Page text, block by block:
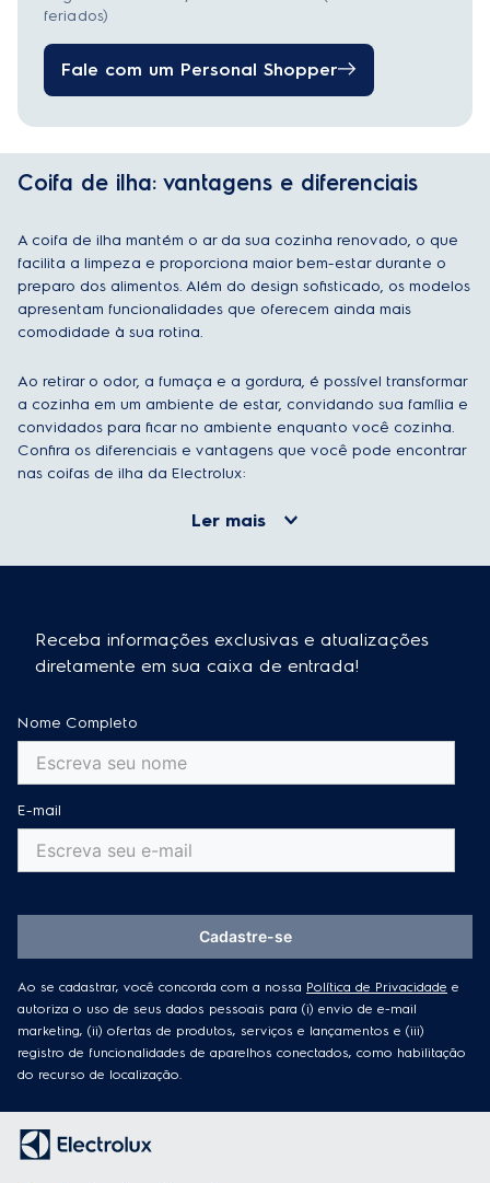
feriados)
Fale com um Personal Shopper
Coifa de ilha: vantagens e diferenciais
A coifa de ilha mantém o ar da sua cozinha renovado, o que
facilita a limpeza e proporciona maior bem-estar durante o
preparo dos alimentos. Além do design sofisticado, os modelos
apresentam funcionalidades que oferecem ainda mais
comodidade à sua rotina.
Ao retirar o odor, a fumaça e a gordura, é possível transformar
a cozinha em um ambiente de estar, convidando sua família e
convidados para ficar no ambiente enquanto você cozinha.
Confira os diferenciais e vantagens que você pode encontrar
nas coifas de ilha da Electrolux:
Ler mais
Receba informações exclusivas e atualizações
diretamente em sua caixa de entrada!
Nome Completo
E-mail
Ao se cadastrar, você concorda com a nossa Política de Privacidade e
autoriza o uso de seus dados pessoais para (i) envio de e-mail
marketing, (ii) ofertas de produtos, serviços e lançamentos e (iii)
registro de funcionalidades de aparelhos conectados, como habilitação
do recurso de localização.
Cadastre-se